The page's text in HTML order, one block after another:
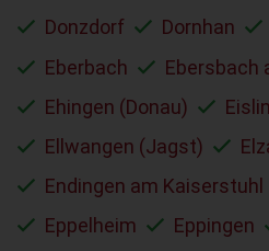
Donzdorf
Dornhan
Eberbach Ebersbach
Ehingen (Donau)
Ellwangen (Jagst)
Endingen am Kaiserstuhl
Eppelheim
Eppingen